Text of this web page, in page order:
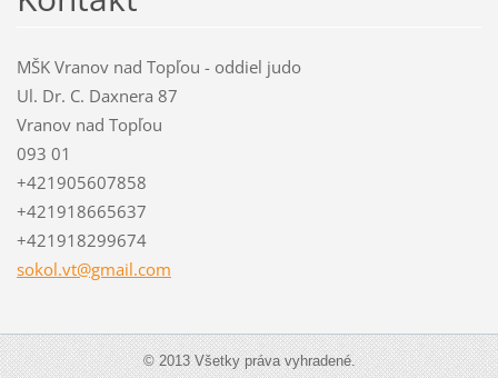
MŠK Vranov nad Topľou - oddiel judo
Ul. Dr. C. Daxnera 87
Vranov nad Topľou
093 01
+421905607858
+421918665637
+421918299674
sokol.vt@gmail.com
© 2013 Všetky práva vyhradené.